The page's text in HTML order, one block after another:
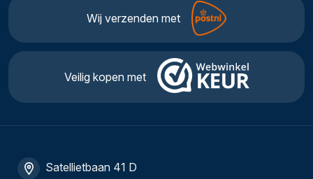
Wij verzenden met
Veilig kopen met
Satellietbaan 41 D